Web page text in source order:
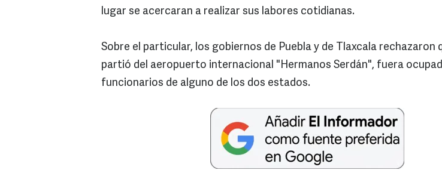
lugar se acercaran a realizar sus labores cotidianas.
Sobre el particular, los gobiernos de Puebla y de Tlaxcala rechazaron
partió del aeropuerto internacional "Hermanos Serdán", fuera
funcionarios de alguno de los dos estados.